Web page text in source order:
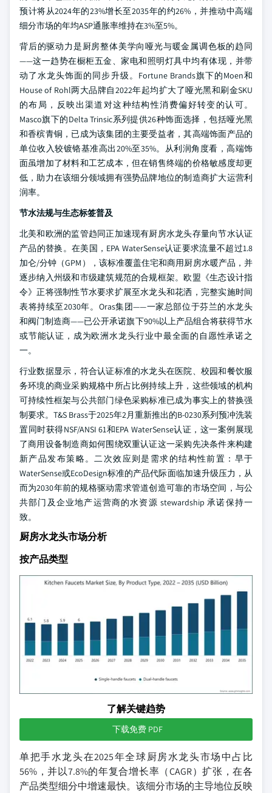
预计将从2024年的23%增长至2035年的约26%，并推动中高端
细分市场的年均ASP通胀率维持在3%至5%。
背后的驱动力是厨房整体美学向哑光与暖金属调色板的趋同
——这一趋势在橱柜五金、家电和照明灯具中均有体现，并带
动了水龙头饰面的同步升级。Fortune Brands旗下的Moen和
House of Rohl两大品牌自2022年起均扩大了哑光黑和刷金SKU
的布局，反映出渠道对这种结构性消费偏好转变的认可。
Masco旗下的Delta Trinsic系列提供26种饰面选择，包括哑光黑
和香槟青铜，已成为该集团的主要受益者，其高端饰面产品的
单位收入较镀铬基准高出20%至35%。从利润角度看，高端饰
面虽增加了材料和工艺成本，但在销售终端的价格敏感度却更
低，助力在该细分领域拥有强势品牌地位的制造商扩大运营利
润率。
节水法规与生态标签普及
北美和欧洲的监管趋同正加速现有厨房水龙头存量向节水认证
产品的替换。在美国，EPA WaterSense认证要求流量不超过1.8
加仑/分钟（GPM），该标准覆盖住宅和商用厨房水暖产品，并
逐步纳入州级和市级建筑规范的合规框架。欧盟《生态设计指
令》正将强制性节水要求扩展至水龙头和花洒，完整实施时间
表将持续至2030年。Oras集团——一家总部位于芬兰的水龙头
和阀门制造商——已公开承诺旗下90%以上产品组合将获得节水
或节能认证，成为欧洲水龙头行业中最全面的自愿性承诺之
一。
行业数据显示，符合认证标准的水龙头在医院、校园和餐饮服
务环境的商业采购规格中所占比例持续上升，这些领域的机构
可持续性框架与公共部门绿色采购标准已成为事实上的替换强
制要求。T&S Brass于2025年2月重新推出的B-0230系列预冲洗装
置同时获得NSF/ANSI 61和EPA WaterSense认证，这一案例展现
了商用设备制造商如何围绕双重认证这一采购先决条件来构建
新产品发布策略。二次效应则是需求的结构性前置：早于
WaterSense或EcoDesign标准的产品代际面临加速升级压力，从
而为2030年前的规格驱动需求管道创造可靠的市场空间，与公
共部门及企业地产运营商的水资源 stewardship 承诺保持一
致。
厨房水龙头市场分析
按产品类型
了解关键趋势
下载免费 PDF
单把手水龙头在2025年全球厨房水龙头市场中占比
56%，并以7.8%的年复合增长率（CAGR）扩张，在各
产品类型细分中增速最快。该细分市场的主导地位反映